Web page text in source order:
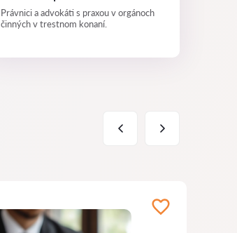
Právnici a advokáti s praxou v orgánoch
činných v trestnom konaní.